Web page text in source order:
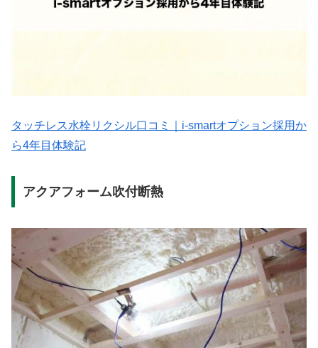
タッチレス水栓リクシル口コミ｜i-smartオプション採用か
ら4年目体験記
アクアフォーム吹付断熱